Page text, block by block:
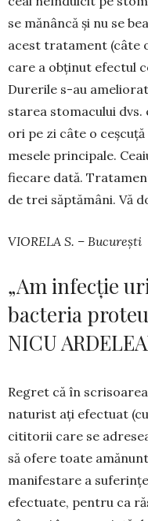
se mănâncă și nu se
acest tra­tament (câte
care a ob­ținut efectul
Durerile s-au
starea sto­ma­cului dvs.
ori pe zi câ­te o
mesele prin­cipale.
fiecare dată.
de trei săp­tămâni. Vă
VIORELA S. – București
„Am infecție
bacteria
NICU
Regret că în
naturist ați efectuat
cititorii care se
să ofere toate
manifestare a
efectuate, pentru ca